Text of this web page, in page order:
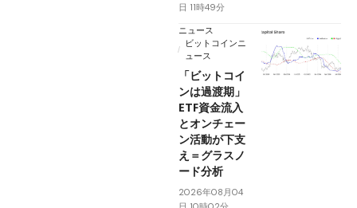
日 11時49分
ニュース
ビットコインニ
ュース
「ビットコイ
ンは過渡期」
ETF資金流入
とオンチェー
ン活動が下支
え＝グラスノ
ード分析
2026年08月04